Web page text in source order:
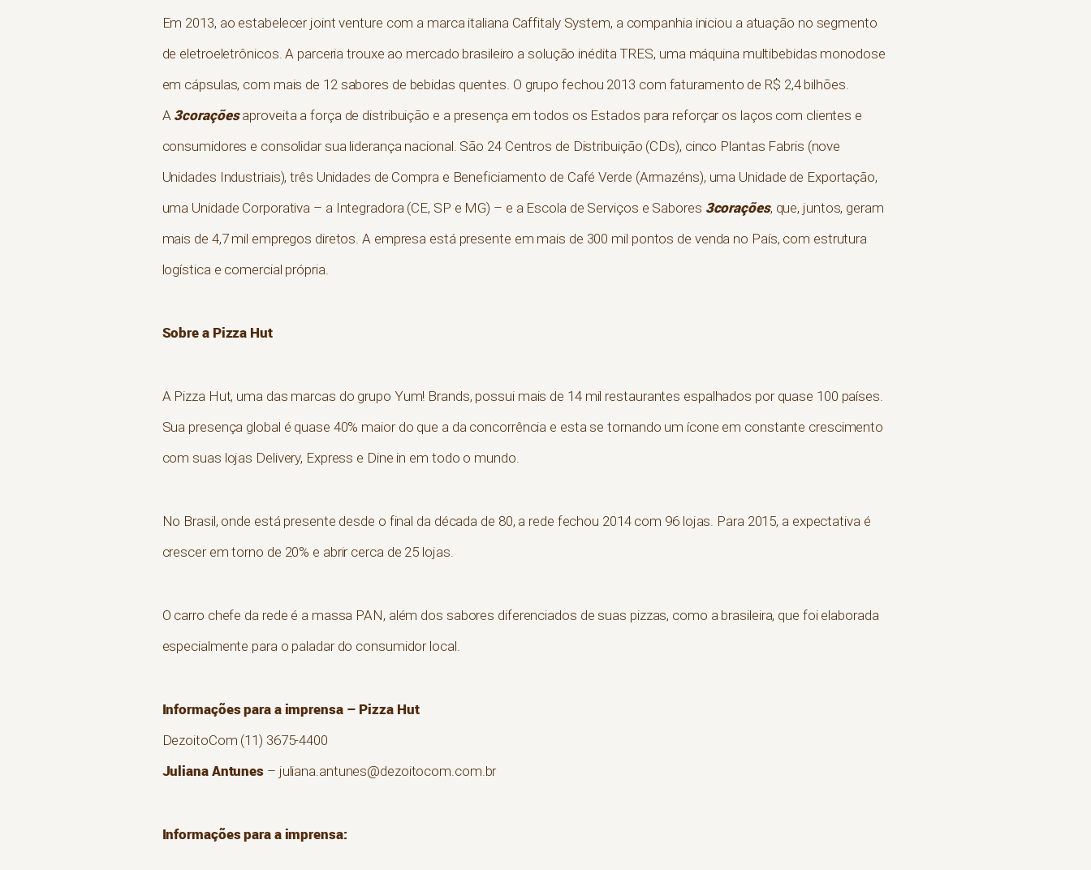
Em 2013, ao estabelecer joint venture com a marca italiana Caffitaly System, a companhia iniciou a atuação no segmento
de eletroeletrônicos. A parceria trouxe ao mercado brasileiro a solução inédita TRES, uma máquina multibebidas monodose
em cápsulas, com mais de 12 sabores de bebidas quentes. O grupo fechou 2013 com faturamento de R$ 2,4 bilhões.
A3coraçõesaproveita a força de distribuição e a presença em todos os Estados para reforçar os laços com clientes e
consumidores e consolidar sua liderança nacional. São 24 Centros de Distribuição (CDs), cinco Plantas Fabris (nove
Unidades Industriais), três Unidades de Compra e Beneficiamento de Café Verde (Armazéns), uma Unidade de Exportação,
uma Unidade Corporativa – a Integradora (CE, SP e MG) – e a Escola de Serviços e Sabores 3corações, que, juntos, geram
mais de 4,7 mil empregos diretos. A empresa está presente em mais de 300 mil pontos de venda no País, com estrutura
logística e comercial própria.
Sobre a Pizza Hut
A Pizza Hut, uma das marcas do grupo Yum! Brands, possui mais de 14 mil restaurantes espalhados por quase 100 países.
Sua presença global é quase 40% maior do que a da concorrência e esta se tornando um ícone em constante crescimento
com suas lojas Delivery, Express e Dine in em todo o mundo.
No Brasil, onde está presente desde o final da década de 80, a rede fechou 2014 com 96 lojas. Para 2015, a expectativa é
crescer em torno de 20% e abrir cerca de 25 lojas.
O carro chefe da rede é a massa PAN, além dos sabores diferenciados de suas pizzas, como a brasileira, que foi elaborada
especialmente para o paladar do consumidor local.
Informações para a imprensa – Pizza Hut
DezoitoCom (11) 3675-4400
Juliana Antunes – juliana.antunes@dezoitocom.com.br
Informações para a imprensa: